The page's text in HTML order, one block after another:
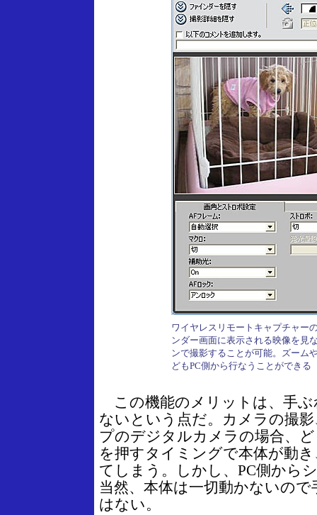
ワイヤレスリモートキャプチャー
ンダー画面に表示される映像を見
ンで撮影することが可能。ズーム
どもPC側から行なうことができる
この機能のメリットは、手ぶ
ないという点だ。カメラの撮
プのデジタルカメラの場合、
を押すタイミングで本体が動
てしまう。しかし、PC側から
当然、本体は一切動かないの
はない。